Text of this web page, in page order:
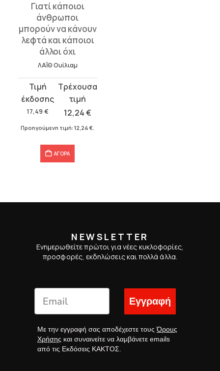
Γιατί κάποιοι
άνθρωποι
μπορούν να κάνουν
λεφτά και κάποιοι
άλλοι όχι
ΛΑΪΘ Ουίλιαμ
17,49 €
Original
price
was:
17,49 €.
12,24€
τρέχουσα
τιμή
Προηγούμενη τιμή: 12,24 €
ΑΓΟΡΑ
NEWSLETTER
Ενημερωθείτε πρώτοι για νέες κυκλοφορίες,
προσφορές, εκδηλώσεις και πολλά άλλα.
Εγγραφή
Με την εγγραφή σας αποδέχεστε τουςΌρους
Χρήσης και συναινείτε να λαμβάνετε emails
από τις Εκδόσεις ΚΑΚΤΟΣ.